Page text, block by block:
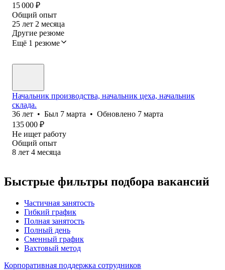
15 000 ₽
Общий опыт
25 лет 2 месяца
Другие резюме
Ещё 1 резюме
Начальник производства, начальник цеха, начальник
склада.
36 лет • Был 7 марта • Обновлено 7 марта
135 000 ₽
Не ищет работу
Общий опыт
8 лет 4 месяца
Быстрые фильтры подбора вакансий
Частичная занятость
Гибкий график
Полная занятость
Полный день
Сменный график
Вахтовый метод
Корпоративная поддержка сотрудников